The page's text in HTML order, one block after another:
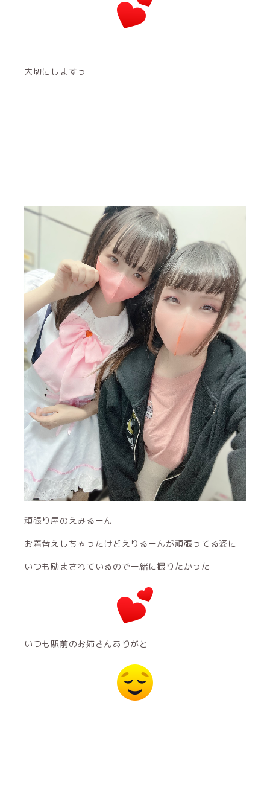
大切にしますっ
頑張り屋のえみるーん
お着替えしちゃったけどえりるーんが頑張ってる姿に
いつも励まされているので一緒に撮りたかった
いつも駅前のお姉さんありがと